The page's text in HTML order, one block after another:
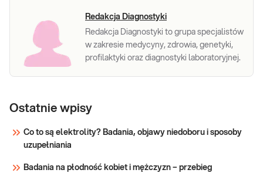
Redakcja Diagnostyki
Redakcja Diagnostyki to grupa specjalistów
w zakresie medycyny, zdrowia, genetyki,
profilaktyki oraz diagnostyki laboratoryjnej.
Ostatnie wpisy
Co to są elektrolity? Badania, objawy niedoboru i sposoby
uzupełniania
Badania na płodność kobiet i mężczyzn – przebieg